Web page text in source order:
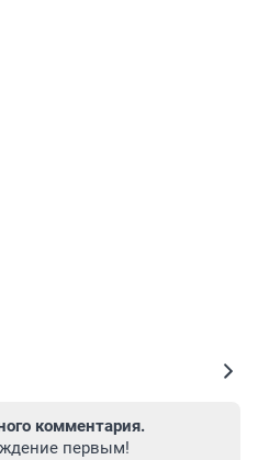
комментария.
первым!